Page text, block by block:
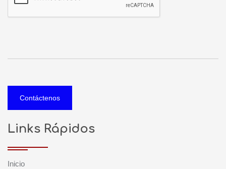
Contáctenos
Links Rápidos
Inicio